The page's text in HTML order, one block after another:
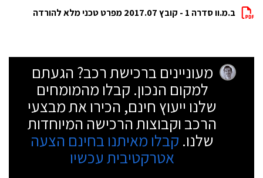
ב.מ.וו סדרה 1 - קובץ 2017.07 מפרט טכני מלא להורדה
מעוניינים ברכישת רכב? הגעתם
למקום הנכון. קבלו מהמומחים
שלנו ייעוץ חינם, הכירו את מבצעי
הרכב וקבוצות הרכישה המיוחדות
שלנו. קבלו מאיתנו בחינם הצעה
אטרקטיבית עכשיו